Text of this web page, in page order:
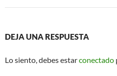
DEJA UNA RESPUESTA
Lo siento, debes estarconectado